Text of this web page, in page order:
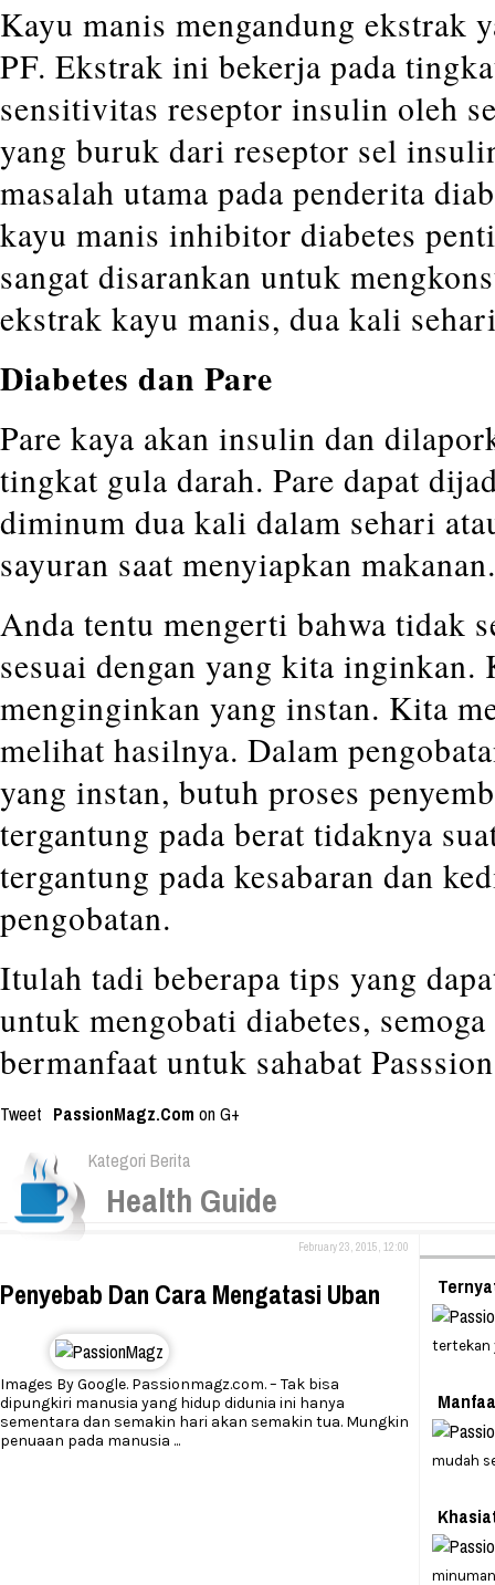
Kayu manis mengandung ekstrak
PF. Ekstrak ini bekerja pada
sensitivitas reseptor insulin oleh
yang buruk dari reseptor sel
masalah utama pada penderita
kayu manis inhibitor diabetes
sangat disarankan untuk
ekstrak kayu manis, dua kali
Diabetes dan Pare
Pare kaya akan insulin dan
tingkat gula darah. Pare dapat
diminum dua kali dalam sehari
sayuran saat menyiapkan makanan.
Anda tentu mengerti bahwa tidak
sesuai dengan yang kita inginkan.
menginginkan yang instan. Kita
melihat hasilnya. Dalam
yang instan, butuh proses
tergantung pada berat tidaknya
tergantung pada kesabaran dan
pengobatan.
Itulah tadi beberapa tips yang
untuk mengobati diabetes,
bermanfaat untuk sahabat
Tweet PassionMagz.Com on G+
Kategori Berita
Health Guide
February 23, 2015, 12:00
Penyebab Dan Cara Mengatasi Uban
Images By Google. Passionmagz.com. – Tak bisa
dipungkiri manusia yang hidup didunia ini hanya
sementara dan semakin hari akan semakin tua. Mungkin
penuaan pada manusia ...
tertekan
mudah